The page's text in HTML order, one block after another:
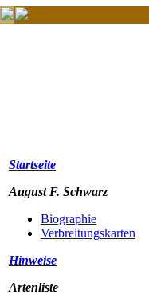
Startseite
August F. Schwarz
Biographie
Verbreitungskarten
Hinweise
Artenliste